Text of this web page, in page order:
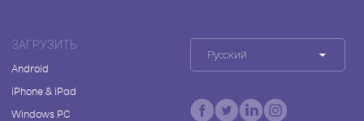
ЗАГРУЗИТЬ
Android
iPhone & iPad
Windows PC
Русский